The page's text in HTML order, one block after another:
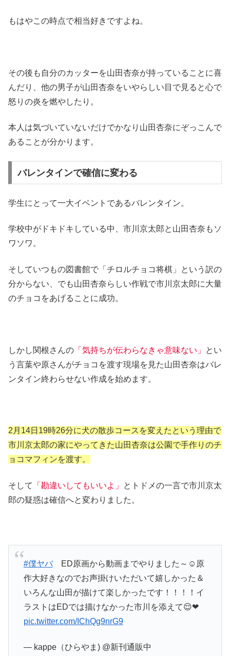
もはやこの時点で相当好きですよね。
その後も自分のカッターを山田杏奈が持っていることに喜
んだり、他の男子が山田杏奈をいやらしい目で見ると心で
怒りの炎を燃やしたり。
本人は気づいていないだけでかなり山田杏奈にぞっこんで
あることが分かります。
バレンタインで確信に変わる
学生にとって一大イベントであるバレンタイン。
学校中がドキドキしている中、市川京太郎と山田杏奈もソ
ワソワ。
そしていつもの図書館で「チロルチョコ将棋」という訳の
分からない、でも山田杏奈らしい作戦で市川京太郎に大量
のチョコをあげることに成功。
しかし関根さんの 「気持ちが伝わらなきゃ意味ない」
とい
う言葉や原さんがチョコを渡す現場を見た山田杏奈はバレ
ンタイン終わらせない作成を始めます。
2月14日19時26分に犬の散歩コースを変えたという理由で
市川京太郎の家にやってきた山田杏奈は公園で手作りのチ
ョコマフィンを渡す。
そして 「勘違いしてもいいよ」
とトドメの一言で市川京太
郎の疑惑は確信へと変わりました。
#僕ヤバED原画から動画までやりました～☺原
作大好きなのでお声掛けいただいて嬉しかった＆
いろんな山田が描けて楽しかったです！！！！イ
ラストはEDでは描けなかった市川を添えて😌❤
pic.twitter.com/IChQg9nrG9
— kappe（ひらやま) @新刊通販中